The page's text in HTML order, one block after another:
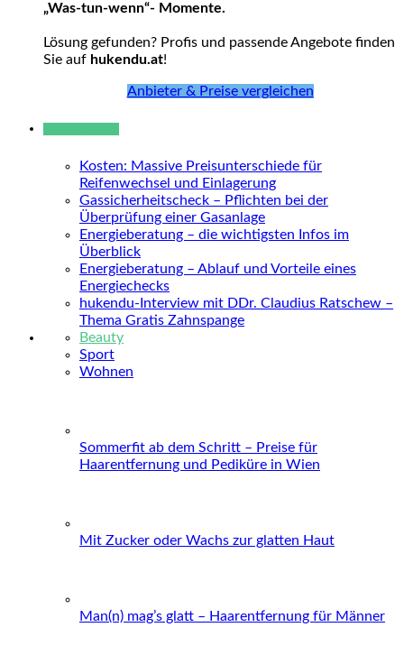
„Was-tun-wenn“- Momente.
Lösung gefunden? Profis und passende Angebote finden
Sie auf hukendu.at!
Anbieter & Preise vergleichen
Kosten: Massive Preisunterschiede für
Reifenwechsel und Einlagerung
Gassicherheitscheck – Pflichten bei der
Überprüfung einer Gasanlage
Energieberatung – die wichtigsten Infos im
Überblick
Energieberatung – Ablauf und Vorteile eines
Energiechecks
hukendu-Interview mit DDr. Claudius Ratschew –
Thema Gratis Zahnspange
Beauty
Sport
Wohnen
Sommerfit ab dem Schritt – Preise für
Haarentfernung und Pediküre in Wien
Mit Zucker oder Wachs zur glatten Haut
Man(n) mag’s glatt – Haarentfernung für Männer